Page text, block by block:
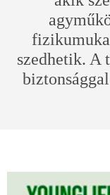
szedhetik. A